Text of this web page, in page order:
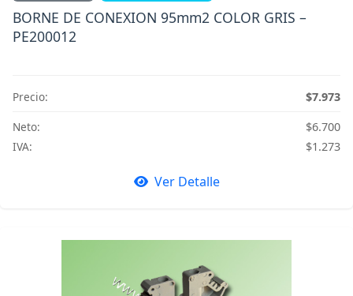
BORNE DE CONEXION 95mm2 COLOR GRIS –
PE200012
Precio:
$7.973
Neto:
$6.700
IVA:
$1.273
Ver Detalle